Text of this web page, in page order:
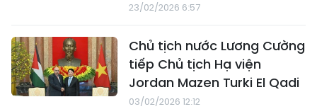
23/02/2026 6:57
Chủ tịch nước Lương Cường
tiếp Chủ tịch Hạ viện
Jordan Mazen Turki El Qadi
03/02/2026 12:12